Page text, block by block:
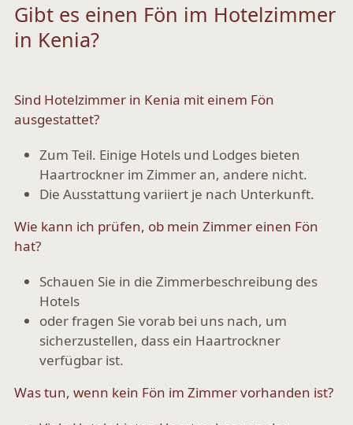
Gibt es einen Fön im Hotelzimmer
in Kenia?
Sind Hotelzimmer in Kenia mit einem Fön
ausgestattet?
Zum Teil. Einige Hotels und Lodges bieten
Haartrockner im Zimmeran, andere nicht.
Die Ausstattung variiert je nach Unterkunft.
Wie kann ich prüfen, ob mein Zimmer einen Fön
hat?
Schauen Sie in die Zimmerbeschreibung des
Hotels
oderfragen Sie vorab bei uns nach, um
sicherzustellen, dass ein Haartrockner
verfügbar ist.
Was tun, wenn kein Fön im Zimmer vorhanden ist?